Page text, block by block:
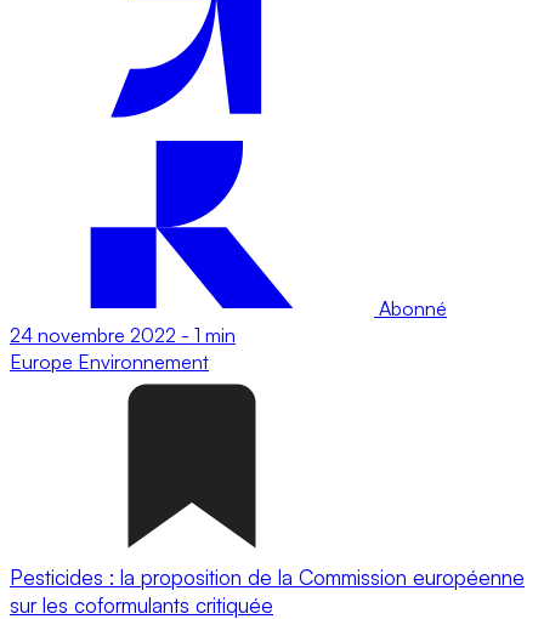
Abonné
24 novembre 2022 - 1 min
Europe Environnement
Pesticides : la proposition de la Commission européenne
sur les coformulants critiquée